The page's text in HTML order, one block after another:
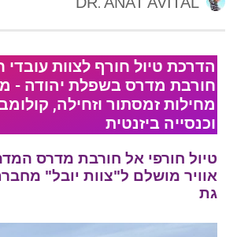
הדרכת טיול חורף לצוות
חורבת מדרס בשפלת יהודה -
מחילות זמסתור וזחילה,
וכנסייה ביזנטית
טיול חורפי אל חורבת מדרס
אוויר מושלם ל"צוות יובל"
גת